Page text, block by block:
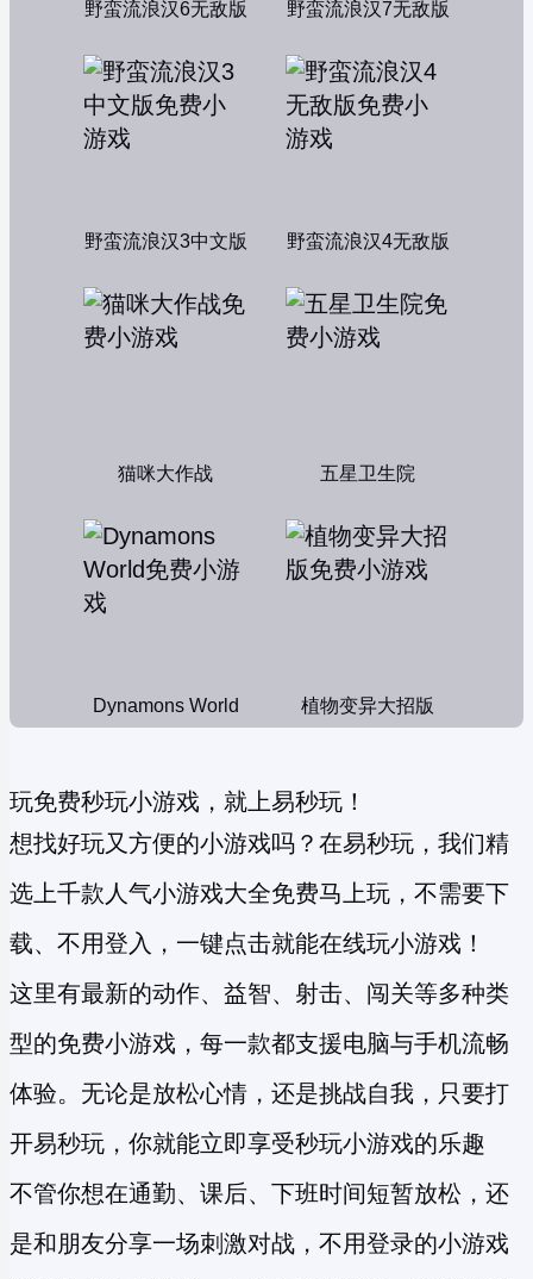
野蛮流浪汉6无敌版 野蛮流浪汉7无敌版
野蛮流浪汉3中文版 野蛮流浪汉4无敌版
猫咪大作战 五星卫生院
Dynamons World 植物变异大招版
玩免费秒玩小游戏，就上易秒玩！
想找好玩又方便的小游戏吗？在易秒玩，我们精
选上千款人气小游戏大全免费马上玩，不需要下
载、不用登入，一键点击就能在线玩小游戏！
这里有最新的动作、益智、射击、闯关等多种类
型的免费小游戏 ，每一款都支援电脑与手机流畅
体验。无论是放松心情，还是挑战自我，只要打
开易秒玩，你就能立即享受秒玩小游戏的乐趣
不管你想在通勤、课后、下班时间短暂放松，还
是和朋友分享一场刺激对战，不用登录的小游戏